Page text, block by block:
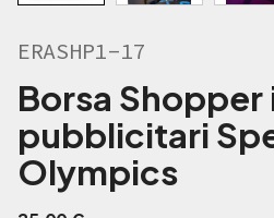
ERASHP1-17
Borsa
pubblicitari
Olympics